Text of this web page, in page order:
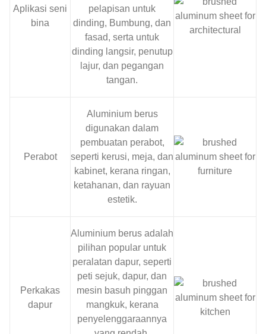
Aplikasi seni
bina
pelapisan untuk
dinding, Bumbung, dan
fasad, serta untuk
dinding langsir, penutup
lajur, dan pegangan
tangan.
Perabot
Aluminium berus
digunakan dalam
pembuatan perabot,
seperti kerusi, meja, dan
kabinet, kerana ringan,
ketahanan, dan rayuan
estetik.
Perkakas
dapur
Aluminium berus adalah
pilihan popular untuk
peralatan dapur, seperti
peti sejuk, dapur, dan
mesin basuh pinggan
mangkuk, kerana
penyelenggaraannya